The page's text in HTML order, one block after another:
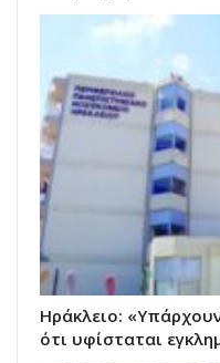
Ηράκλειο:
ότι υφίσταται